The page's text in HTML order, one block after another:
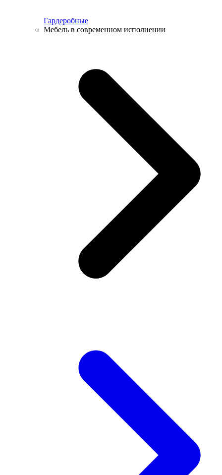
Гардеробные
Мебель в современном исполнении